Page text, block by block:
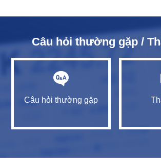
Câu hỏi thường gặp /
Câu hỏi thường gặp